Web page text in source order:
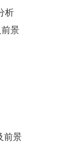
析
景
前景